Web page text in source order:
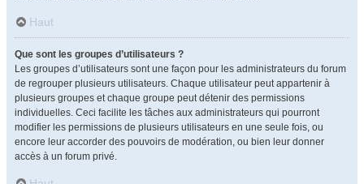
Haut
Que sont les groupes d’utilisateurs ?
Les groupes d’utilisateurs sont une façon pour les administrateurs du forum
de regrouper plusieurs utilisateurs. Chaque utilisateur peut appartenir à
plusieurs groupes et chaque groupe peut détenir des permissions
individuelles. Ceci facilite les tâches aux administrateurs qui pourront
modifier les permissions de plusieurs utilisateurs en une seule fois, ou
encore leur accorder des pouvoirs de modération, ou bien leur donner
accès à un forum privé.